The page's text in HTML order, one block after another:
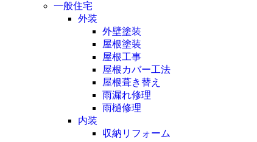
一般住宅
外装
外壁塗装
屋根塗装
屋根工事
屋根カバー工法
屋根葺き替え
雨漏れ修理
雨樋修理
内装
収納リフォーム